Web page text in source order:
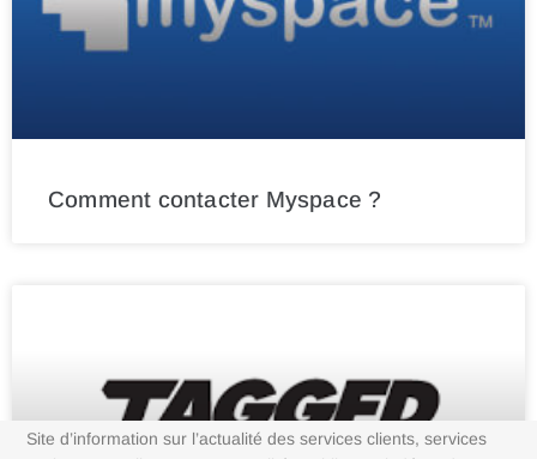
Comment contacter Myspace ?
Site d’information sur l’actualité des services clients, services